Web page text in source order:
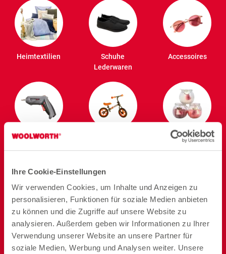
Ihre Cookie-Einstellungen
Wir verwenden Cookies, um Inhalte und Anzeigen zu
personalisieren, Funktionen für soziale Medien anbieten
zu können und die Zugriffe auf unsere Website zu
analysieren. Außerdem geben wir Informationen zu Ihrer
Verwendung unserer Website an unsere Partner für
soziale Medien, Werbung und Analysen weiter. Unsere
Heimtextilien
Schuhe
Lederwaren
Accessoires
Heimwerken Beleuchtung
Deko Kochen Backen